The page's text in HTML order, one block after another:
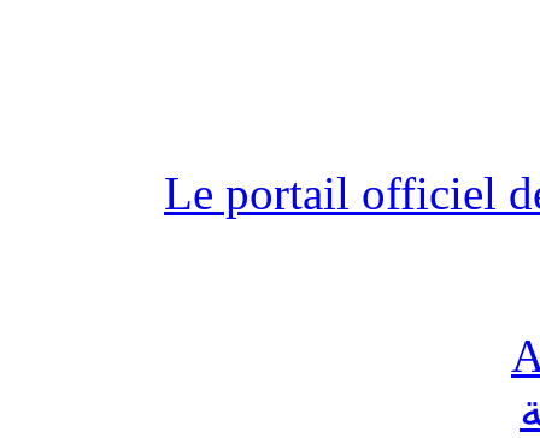
Le portail officiel